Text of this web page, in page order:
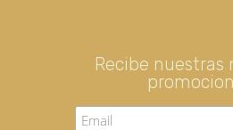
Recibe nuestras